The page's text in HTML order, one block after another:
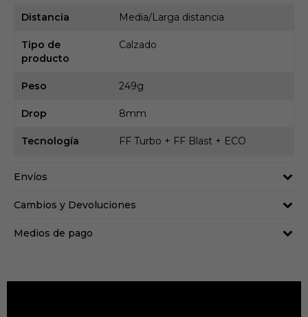
Envíos
Cambios y Devoluciones
Medios de pago
Distancia Media/Larga distancia
Tipo de
producto
Calzado
Peso 249g
Drop 8mm
Tecnología FF Turbo + FF Blast + ECO